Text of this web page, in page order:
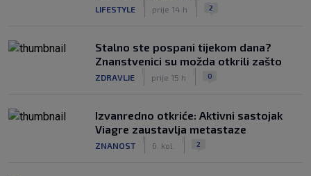
LIFESTYLE prije 14 h 2
Stalno ste pospani tijekom dana?
Znanstvenici su možda otkrili zašto
ZDRAVLJE prije 15 h 0
Izvanredno otkriće: Aktivni sastojak
Viagre zaustavlja metastaze
ZNANOST 6. kol. 2